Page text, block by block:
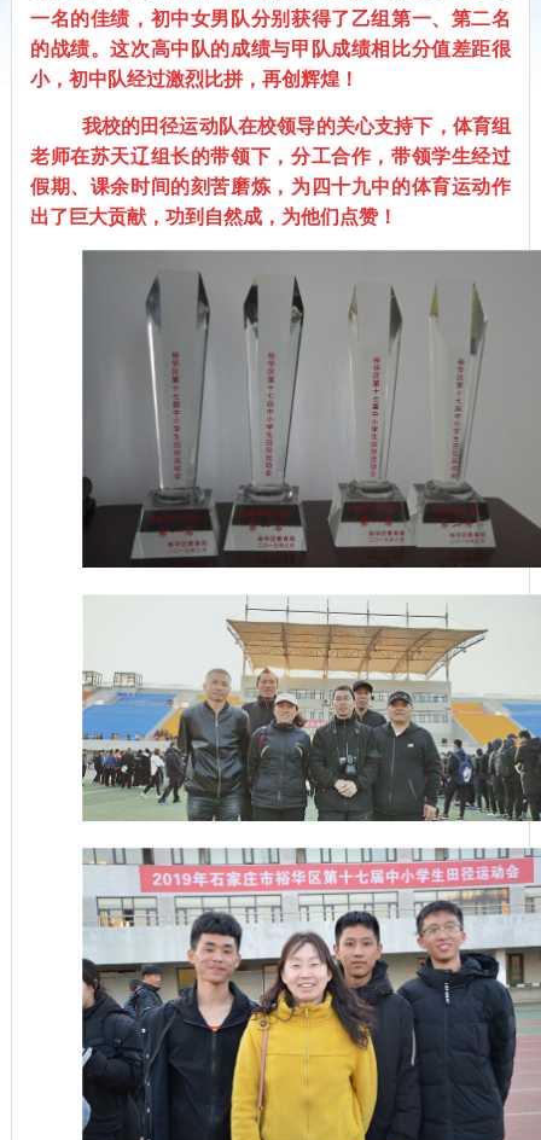
一名的佳绩，初中女男队分别获得了乙组第一、第二名
的战绩。这次高中队的成绩与甲队成绩相比分值差距很
小，初中队经过激烈比拼，再创辉煌！
我校的田径运动队在校领导的关心支持下，体育组
老师在苏天辽组长的带领下，分工合作，带领学生经过
假期、课余时间的刻苦磨炼，为四十九中的体育运动作
出了巨大贡献，功到自然成，为他们点赞！